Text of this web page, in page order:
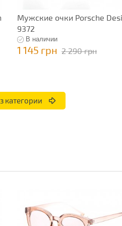
Мужские очки Porsche
9372
В наличии
1 145 грн 2 290 грн
категории